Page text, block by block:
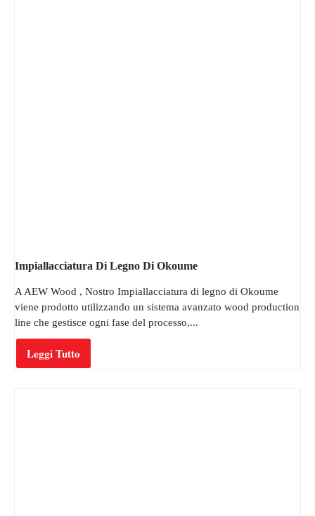
Impiallacciatura Di Legno Di Okoume
A AEW Wood , Nostro Impiallacciatura di legno di Okoume
viene prodotto utilizzando un sistema avanzato wood production
line che gestisce ogni fase del processo,...
Leggi Tutto